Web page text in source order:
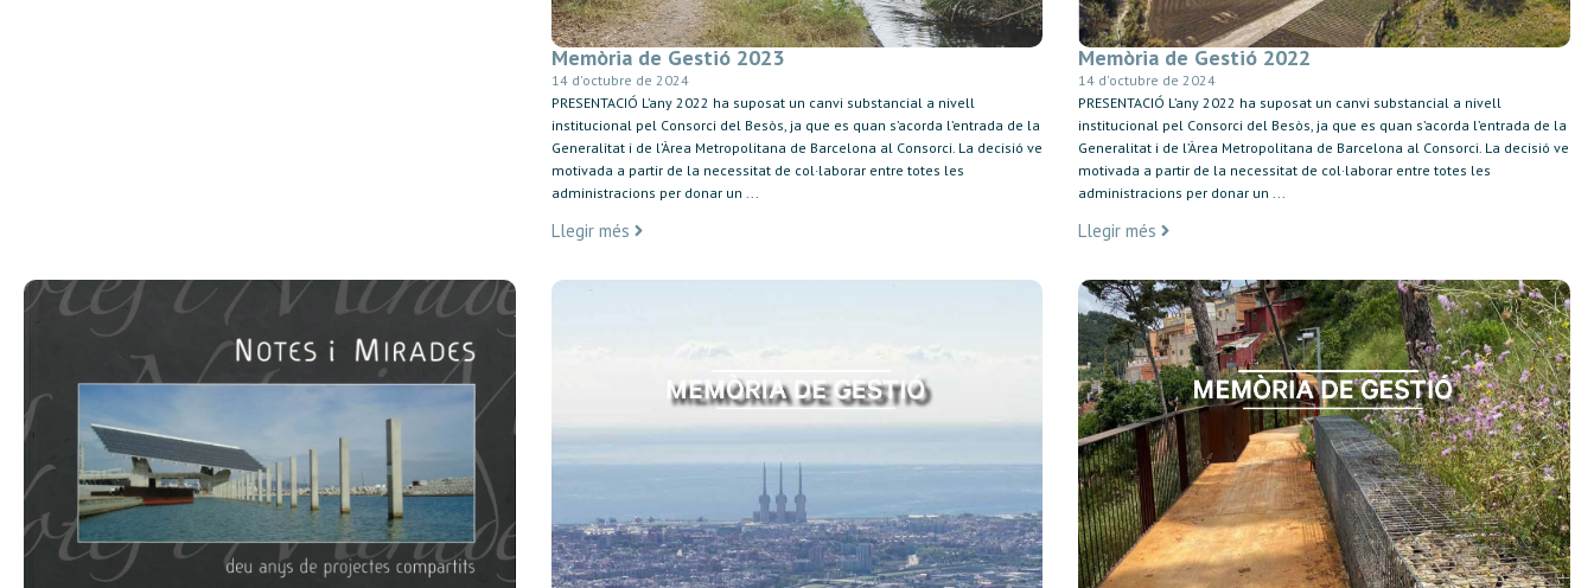
Memòria de Gestió 2023
14 d'octubre de 2024
PRESENTACIÓ L’any 2022 ha suposat un canvi substancial a nivell
institucional pel Consorci del Besòs, ja que es quan s’acorda l’entrada de la
Generalitat i de l’Àrea Metropolitana de Barcelona al Consorci. La decisió ve
motivada a partir de la necessitat de col·laborar entre totes les
administracions per donar un ...
Llegir més
Memòria de Gestió 2022
14 d'octubre de 2024
PRESENTACIÓ L’any 2022 ha suposat un canvi substancial a nivell
institucional pel Consorci del Besòs, ja que es quan s’acorda l’entrada de la
Generalitat i de l’Àrea Metropolitana de Barcelona al Consorci. La decisió ve
motivada a partir de la necessitat de col·laborar entre totes les
administracions per donar un ...
Llegir més